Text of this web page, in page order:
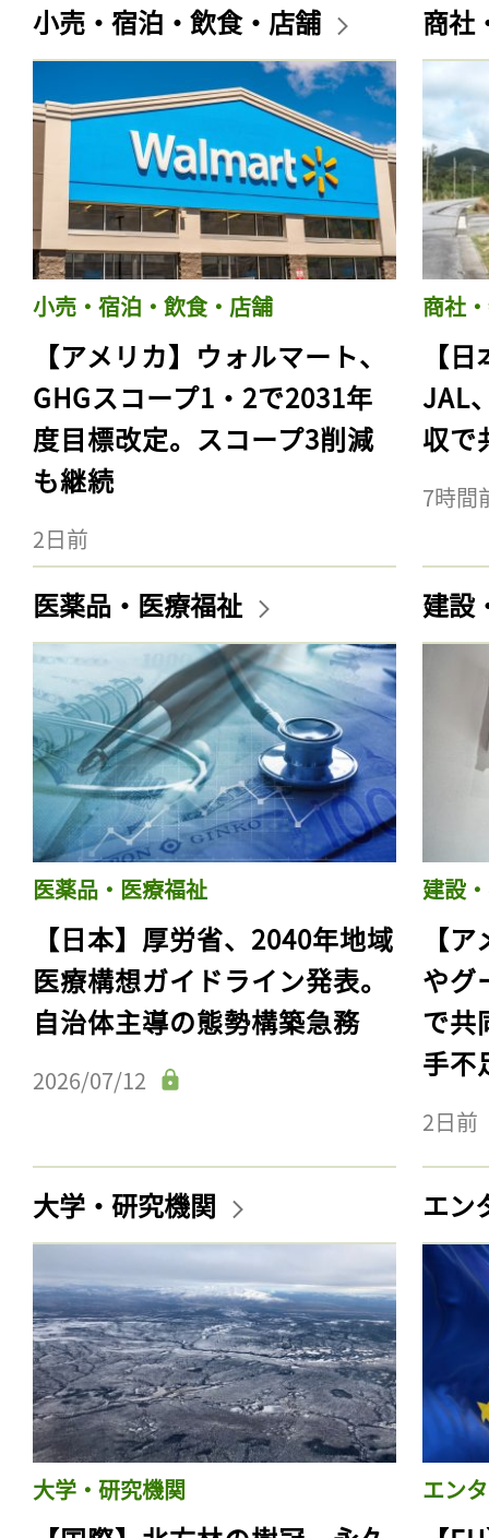
小売・宿泊・飲食・店舗
小売・宿泊・飲食・店舗
【アメリカ】ウォルマート、
GHGスコープ1・2で2031年
度目標改定。スコープ3削減
も継続
2日前
商社
商社
【
JAL
収で
7時間
医薬品・医療福祉
医薬品・医療福祉
【日本】厚労省、2040年地域
医療構想ガイドライン発表。
自治体主導の態勢構築急務
2026/07/12
建設
建設
【
やグ
で共
手不
2日前
大学・研究機関
大学・研究機関
エン
エン